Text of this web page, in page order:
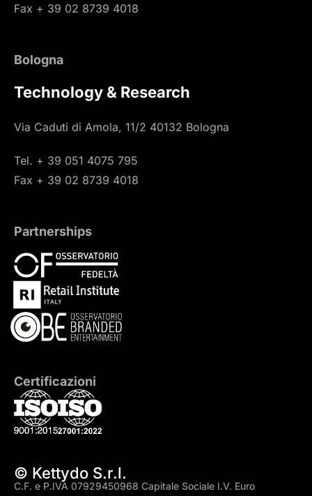
Fax + 39 02 8739 4018
Bologna
Technology & Research
Via Caduti di Amola, 11/2 40132 Bologna
Tel. + 39 051 4075 795
Fax + 39 02 8739 4018
Partnerships
Certificazioni
© Kettydo S.r.l.
C.F. e P.IVA 07929450968 Capitale Sociale I.V. Euro